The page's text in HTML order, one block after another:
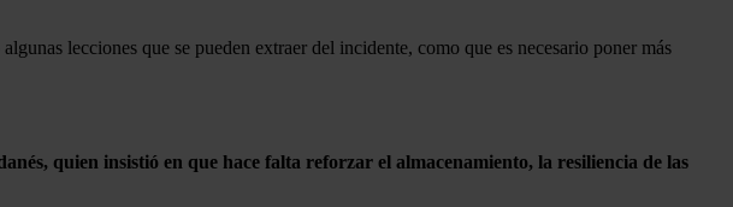
lecciones que se pueden extraer del incidente, como que es necesario poner más
quien insistió en que hace falta reforzar el almacenamiento, la resiliencia de las